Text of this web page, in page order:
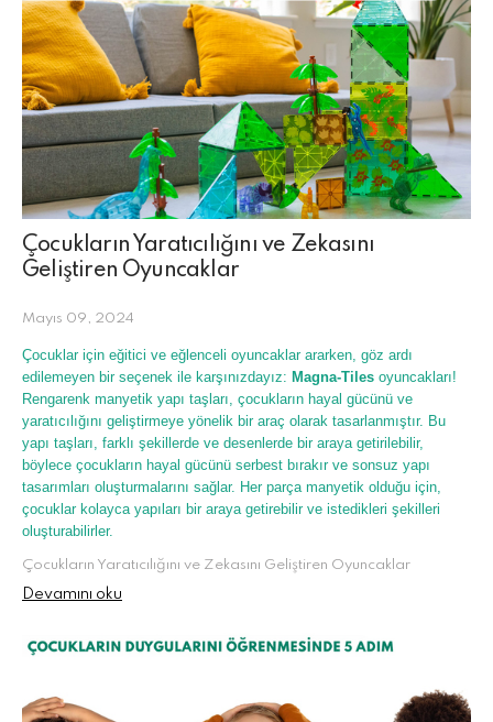
Çocukların Yaratıcılığını ve Zekasını
Geliştiren Oyuncaklar
Mayıs 09, 2024
Çocuklar için eğitici ve eğlenceli oyuncaklar ararken, göz ardı
edilemeyen bir seçenek ile karşınızdayız: Magna-Tiles oyuncakları!
Rengarenk manyetik yapı taşları, çocukların hayal gücünü ve
yaratıcılığını geliştirmeye yönelik bir araç olarak tasarlanmıştır. Bu
yapı taşları, farklı şekillerde ve desenlerde bir araya getirilebilir,
böylece çocukların hayal gücünü serbest bırakır ve sonsuz yapı
tasarımları oluşturmalarını sağlar. Her parça manyetik olduğu için,
çocuklar kolayca yapıları bir araya getirebilir ve istedikleri şekilleri
oluşturabilirler.
Çocukların Yaratıcılığını ve Zekasını Geliştiren Oyuncaklar
Devamını oku